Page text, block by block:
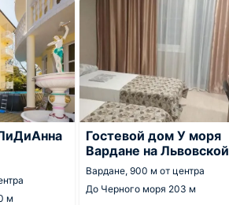
м
Гостевой дом У моря
Вардане на Львовской
Вардане, 900 м от центра
До Черного моря 203 м